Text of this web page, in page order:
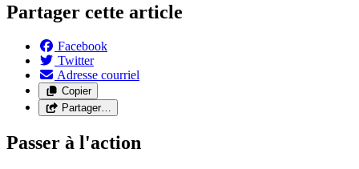
Partager cette article
Facebook
Twitter
Adresse courriel
Copier
Partager…
Passer à l'action